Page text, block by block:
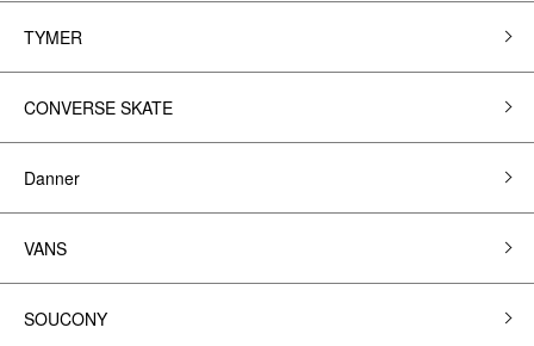
TYMER
CONVERSE SKATE
Danner
VANS
SOUCONY